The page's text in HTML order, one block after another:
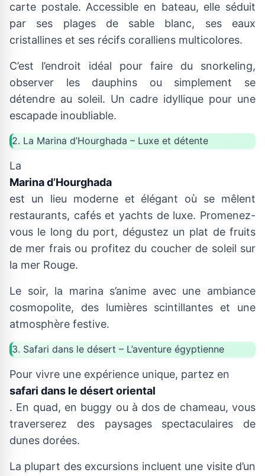
carte postale. Accessible en bateau, elle séduit
par ses plages de sable blanc, ses eaux
cristallines et ses récifs coralliens multicolores.
C’est l’endroit idéal pour faire du snorkeling,
observer les dauphins ou simplement se
détendre au soleil. Un cadre idyllique pour une
escapade inoubliable.
2. La Marina d’Hourghada – Luxe et détente
La
Marina d’Hourghada
est un lieu moderne et élégant où se mêlent
restaurants, cafés et yachts de luxe. Promenez-
vous le long du port, dégustez un plat de fruits
de mer frais ou profitez du coucher de soleil sur
la mer Rouge.
Le soir, la marina s’anime avec une ambiance
cosmopolite, des lumières scintillantes et une
atmosphère festive.
3. Safari dans le désert – L’aventure égyptienne
Pour vivre une expérience unique, partez en
safari dans le désert oriental
. En quad, en buggy ou à dos de chameau, vous
traverserez des paysages spectaculaires de
dunes dorées.
La plupart des excursions incluent une visite d’un